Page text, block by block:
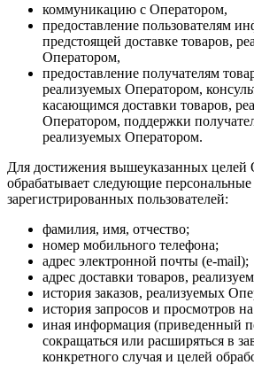
коммуникацию с Оператором,
предоставление пользователям
предстоящей доставке товаров,
Оператором,
предоставление получателям
реализуемых Оператором,
касающимся доставки товаров,
Оператором, поддержки
реализуемых Оператором.
Для достижения вышеуказанных целей
обрабатывает следующие
зарегистрированных пользователей:
фамилия, имя, отчество;
номер мобильного телефона;
адрес электронной почты (e-mail);
адрес доставки товаров,
история заказов, реализуемых
история запросов и просмотров
иная информация (приведенный
сокращаться или расширяться в
конкретного случая и целей